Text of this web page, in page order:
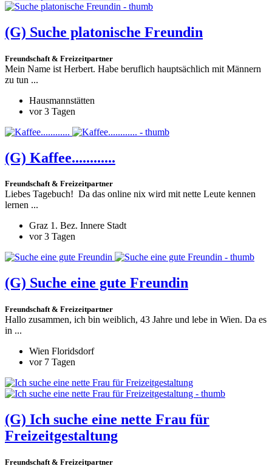
(G) Suche platonische Freundin
Freundschaft & Freizeitpartner
Mein Name ist Herbert. Habe beruflich hauptsächlich mit Männern
zu tun ...
Hausmannstätten
vor 3 Tagen
(G) Kaffee............
Freundschaft & Freizeitpartner
Liebes Tagebuch! Da das online nix wird mit nette Leute kennen
lernen ...
Graz 1. Bez. Innere Stadt
vor 3 Tagen
(G) Suche eine gute Freundin
Freundschaft & Freizeitpartner
Hallo zusammen, ich bin weiblich, 43 Jahre und lebe in Wien. Da es
in ...
Wien Floridsdorf
vor 7 Tagen
(G) Ich suche eine nette Frau für
Freizeitgestaltung
Freundschaft & Freizeitpartner